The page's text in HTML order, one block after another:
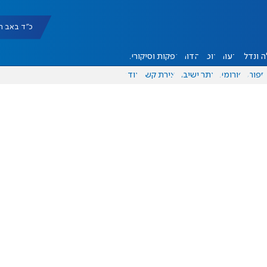
כ"ד באב תשפ"ו
ונדל"ן דעות אוכל יהדות הפקות וסיקורים
ספורט פורומים אתר ישיבה יצירת קשר עוד